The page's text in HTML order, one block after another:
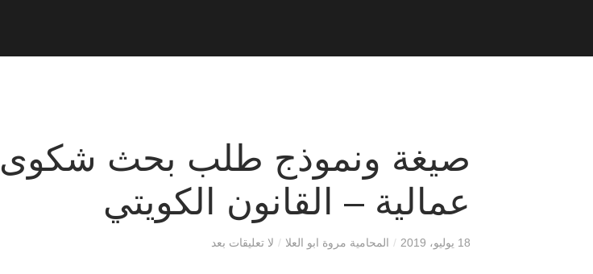
صيغة ونموذج طلب بحث شكوى
عمالية – القانون الكويتي
18 يوليو، 2019 / المحامية مروة ابو العلا / لا تعليقات بعد